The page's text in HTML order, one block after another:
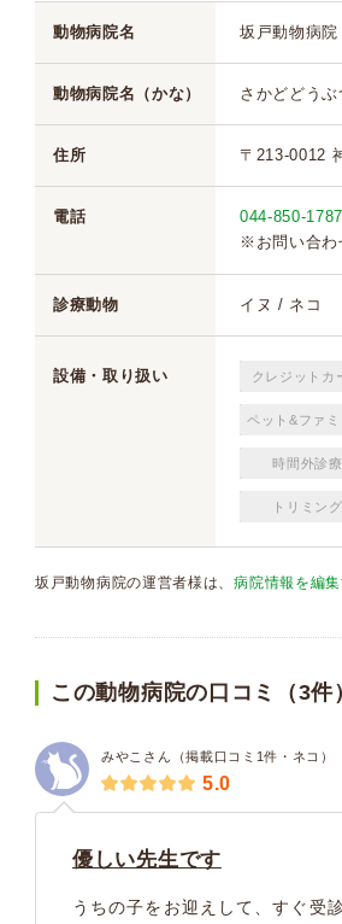
動物病院名 坂戸動物病院
動物病院名（かな） さかどどう
住所 〒213-0012
電話
044-850-1787
※お問い合わ
診療動物 イヌ / ネコ
設備・取り扱い クレジットカ
ペット&ファミ
時間外診療
トリミング
坂戸動物病院の運営者様は、病院情報を編集
この動物病院の口コミ（3件
みやこさん（掲載口コミ1件・ネコ）
5.0
優しい先生です
うちの子をお迎えして、すぐ受